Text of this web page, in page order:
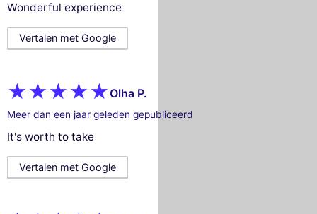
Wonderful experience
Vertalen met Google
Olha P.
Meer dan een jaar geleden gepubliceerd
It's worth to take
Vertalen met Google